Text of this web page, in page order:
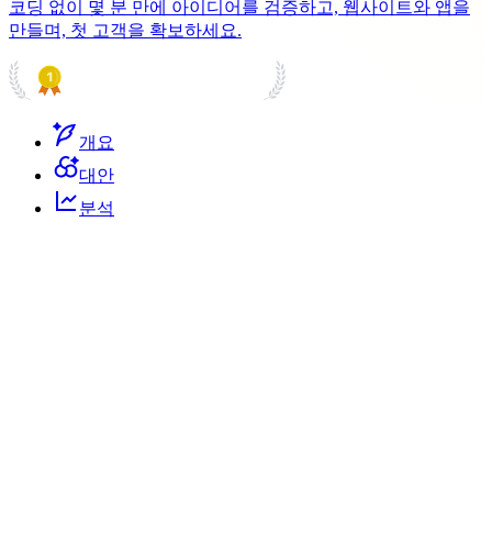
코딩 없이 몇 분 만에 아이디어를 검증하고, 웹사이트와 앱을
만들며, 첫 고객을 확보하세요.
개요
대안
분석